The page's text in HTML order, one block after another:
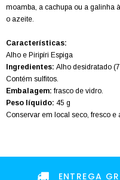
moamba, a cachupa ou a galinha
o azeite.
Características:
Alho e Piripíri Espiga
Ingredientes: Alho desidratado
Contém sulfitos
Embalagem: frasco de vidro.
Peso líquido: 45 g
Conservar em local seco, fresco e
ENTREGA